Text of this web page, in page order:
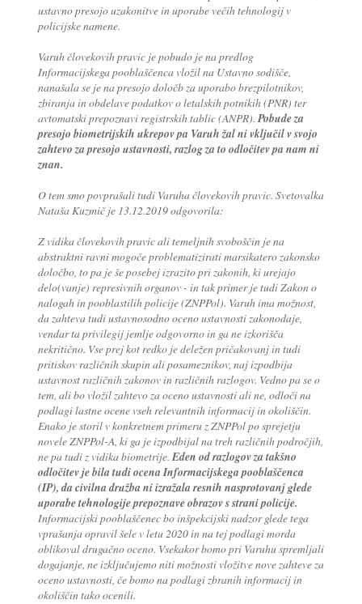
ustavno presojo uzakonitve in uporabe večih tehnologij v
policijske namene.
Varuh človekovih pravic je pobudo je na predlog
Informacijskega pooblaščenca vložil na Ustavno sodišče,
nanašala se je na presojo določb za uporabo brezpilotnikov,
zbiranja in obdelave podatkov o letalskih potnikih (PNR) ter
avtomatski prepoznavi registrskih tablic (ANPR). Pobude za
presojo biometrijskih ukrepov pa Varuh žal ni vključil v svojo
zahtevo za presojo ustavnosti, razlog za to odločitev pa nam ni
znan.
O tem smo povprašali tudi Varuha človekovih pravic. Svetovalka
Nataša Kuzmič je 13.12.2019 odgovorila:
Z vidika človekovih pravic ali temeljnih svoboščin je na
abstraktni ravni mogoče problematizirati marsikatero zakonsko
določbo, to pa je še posebej izrazito pri zakonih, ki urejajo
delo(vanje) represivnih organov - in tak primer je tudi Zakon o
nalogah in pooblastilih policije (ZNPPol). Varuh ima možnost,
da zahteva tudi ustavnosodno oceno ustavnosti zakonodaje,
vendar ta privilegij jemlje odgovorno in ga ne izkorišča
nekritično. Vse prej kot redko je deležen pričakovanj in tudi
pritiskov različnih skupin ali posameznikov, naj izpodbija
ustavnost različnih zakonov in različnih razlogov. Vedno pa se o
tem, ali bo vložil zahtevo za oceno ustavnosti ali ne, odloči na
podlagi lastne ocene vseh relevantnih informacij in okoliščin.
Enako je storil v konkretnem primeru z ZNPPol po sprejetju
novele ZNPPol-A, ki ga je izpodbijal na treh različnih področjih,
ne pa tudi z vidika biometrije. Eden od razlogov za takšno
odločitev je bila tudi ocena Informacijskega pooblaščenca
(IP), da civilna družba ni izražala resnih nasprotovanj glede
uporabe tehnologije prepoznave obrazov s strani policije.
Informacijski pooblaščenec bo inšpekcijski nadzor glede tega
vprašanja opravil šele v letu 2020 in na tej podlagi morda
oblikoval drugačno oceno. Vsekakor bomo pri Varuhu spremljali
dogajanje, ne izključujemo niti možnosti vložitve nove zahteve za
oceno ustavnosti, če bomo na podlagi zbranih informacij in
okoliščin tako ocenili.